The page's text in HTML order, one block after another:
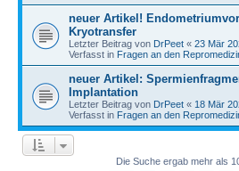
neuer Artikel!
Kryotransfer
Letzter Beitrag von DrPeet « 23 Mär
Verfasst in Fragen an den
neuer Artikel:
Implantation
Letzter Beitrag von DrPeet « 18 Mär
Verfasst in Fragen an den
Die Suche ergab mehr als